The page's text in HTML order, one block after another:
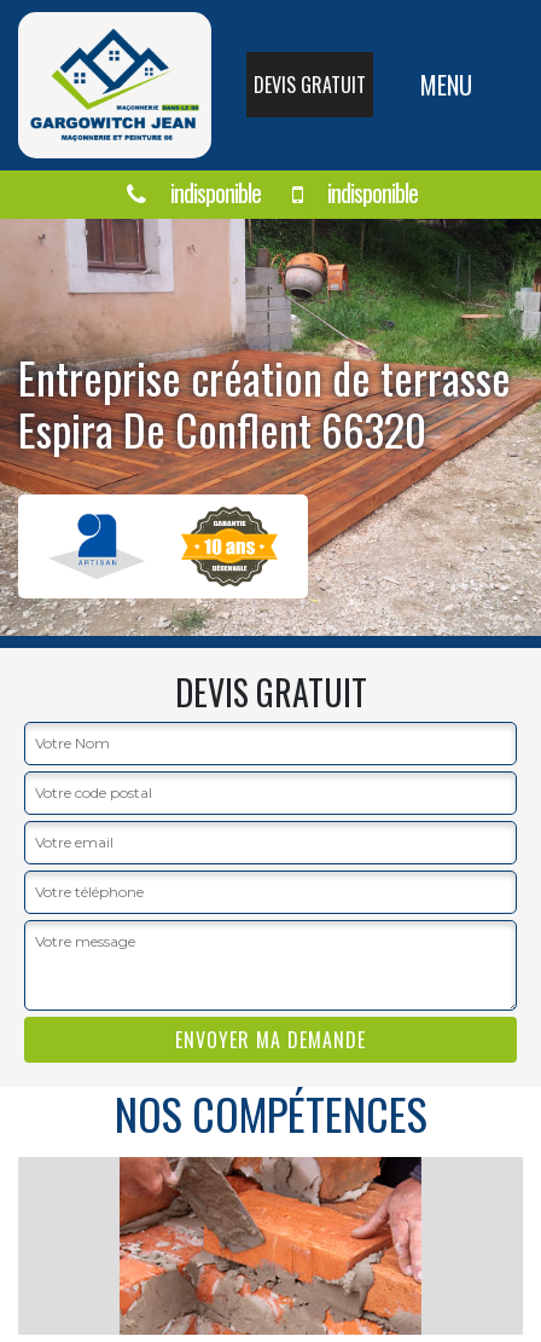
DEVIS GRATUIT MENU
indisponible indisponible
Entreprise création de terrasse
Espira De Conflent 66320
DEVIS GRATUIT
NOS COMPÉTENCES